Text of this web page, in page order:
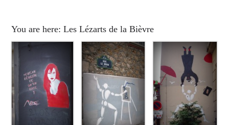
You are here: Les Lézarts de la Bièvre